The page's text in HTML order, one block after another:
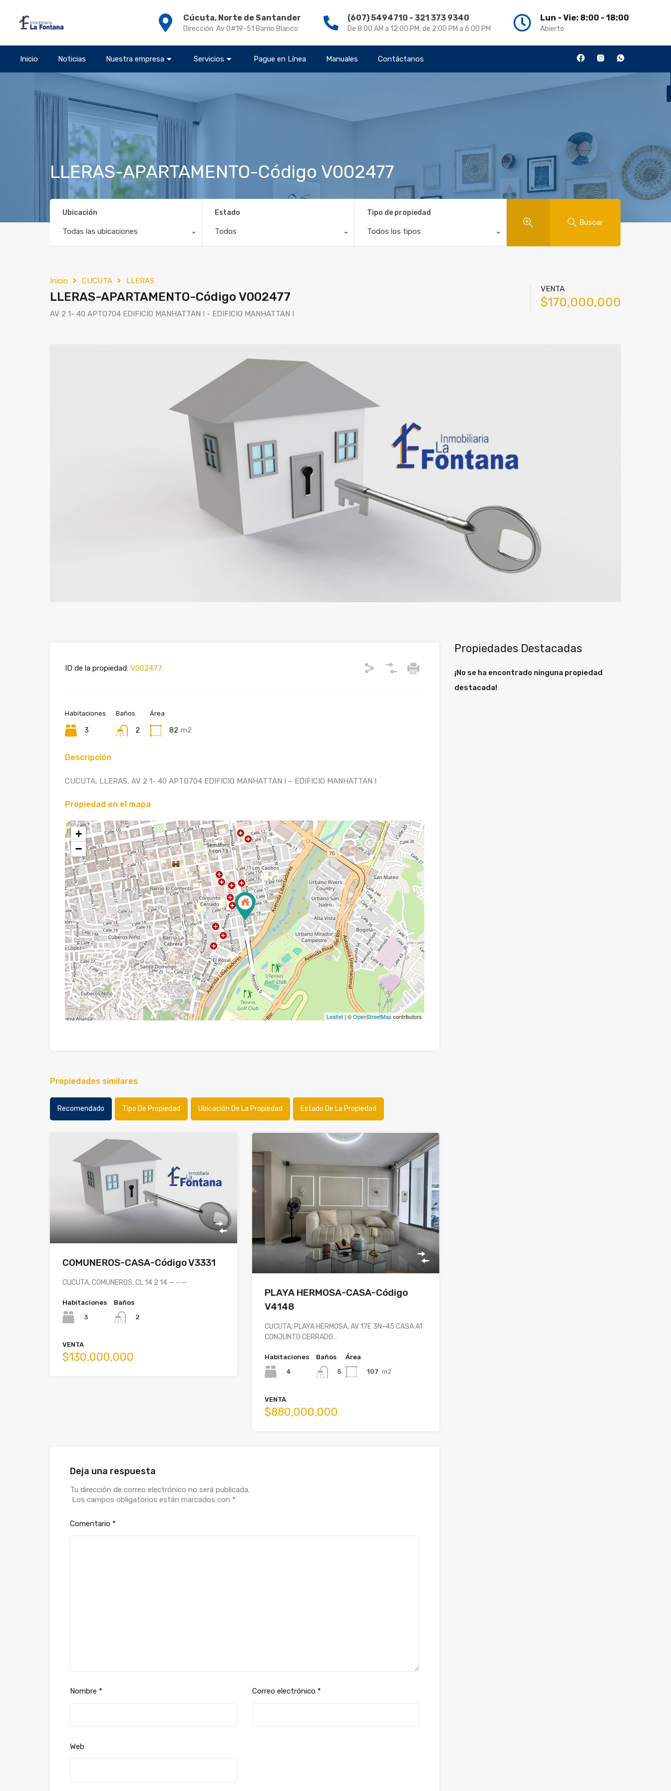
Cúcuta, Norte de Santander
Dirección: Av 0#19-51 Barrio Blanco
(607) 5494710 - 321 373 9340
De 8:00 AM a 12:00 PM, de 2:00 PM a 6:00 PM
Lun - Vie: 8:00 - 18:00
Abierto
Inicio Noticias Nuestra empresa Servicios Pague en Línea Manuales Contáctanos
LLERAS-APARTAMENTO-Código V002477
Ubicación
Todas las ubicaciones
Estado
Todos
Tipo de propiedad
Todos los tipos
Buscar
Inicio CUCUTA LLERAS
LLERAS-APARTAMENTO-Código V002477
AV 2 1- 40 APTO704 EDIFICIO MANHATTAN I - EDIFICIO MANHATTAN I
VENTA
$170,000,000
ID de la propiedad: V002477
Habitaciones
3
Baños
2
Área
82 m2
Descripción
CUCUTA, LLERAS, AV 2 1- 40 APTO704 EDIFICIO MANHATTAN I – EDIFICIO MANHATTAN I
Propiedad en el mapa
+
−
Leaflet| ©OpenStreetMapcontributors
Propiedades similares
Recomendado Tipo De Propiedad Ubicación De La Propiedad Estado De La Propiedad
COMUNEROS-CASA-Código V3331
CUCUTA, COMUNEROS, CL 14 2 14 — – —
Habitaciones
3
Baños
2
VENTA
$130,000,000
PLAYA HERMOSA-CASA-Código
V4148
CUCUTA, PLAYA HERMOSA, AV 17E 3N-45 CASA A1
CONJUNTO CERRADO…
Habitaciones
4
Baños
5
Área
107 m2
VENTA
$880,000,000
Deja una respuesta
Tu dirección de correo electrónico no será publicada.
Los campos obligatorios están marcados con *
Comentario *
Nombre * Correo electrónico *
Web
Propiedades Destacadas
¡No se ha encontrado ninguna propiedad
destacada!